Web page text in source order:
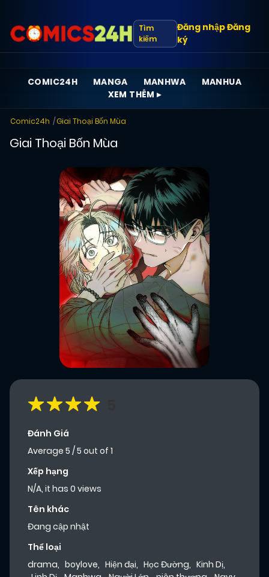
Tìm
kiếm
Đăng nhậpĐăng
ký
COMIC24H MANGA MANHWA
MANHUA
XEM THÊM ▸
Comic24h Giai Thoại Bốn Mùa
Giai Thoại Bốn Mùa
Đánh Giá
Average 5 /5 out of 1
Xếp hạng
N/A, it has 0 views
Tên khác
Đang cập nhật
Thể loại
drama, boylove, Hiện đại, Học Đường, Kinh Dị,